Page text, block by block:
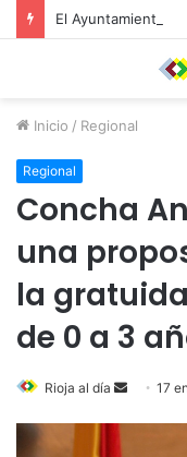
Inicio / Regional
Regional
Concha
una
la
de 0 a 3
Rioja al día 17